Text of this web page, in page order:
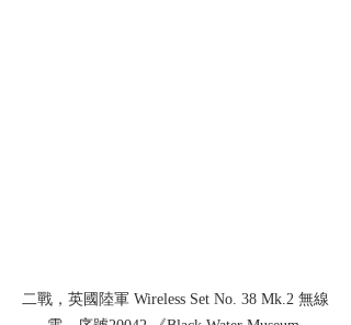
二戰，英國陸軍 Wireless Set No. 38 Mk.2 無線